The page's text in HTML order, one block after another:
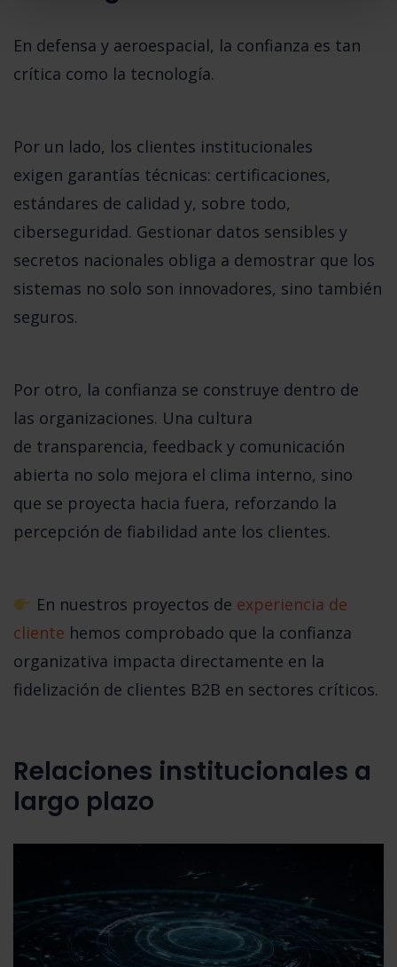
En defensa y aeroespacial, la confianza es tan
crítica como la tecnología.
Por un lado, los clientes institucionales
exigen garantías técnicas: certificaciones,
estándares de calidad y, sobre todo,
ciberseguridad. Gestionar datos sensibles y
secretos nacionales obliga a demostrar que los
sistemas no solo son innovadores, sino también
seguros.
Por otro, la confianza se construye dentro de
las organizaciones. Una cultura
de transparencia, feedback y comunicación
abierta no solo mejora el clima interno, sino
que se proyecta hacia fuera, reforzando la
percepción de fiabilidad ante los clientes.
En nuestros proyectos de experiencia de
cliente hemos comprobado que la confianza
organizativa impacta directamente en la
fidelización de clientes B2B en sectores críticos.
Relaciones institucionales a
largo plazo